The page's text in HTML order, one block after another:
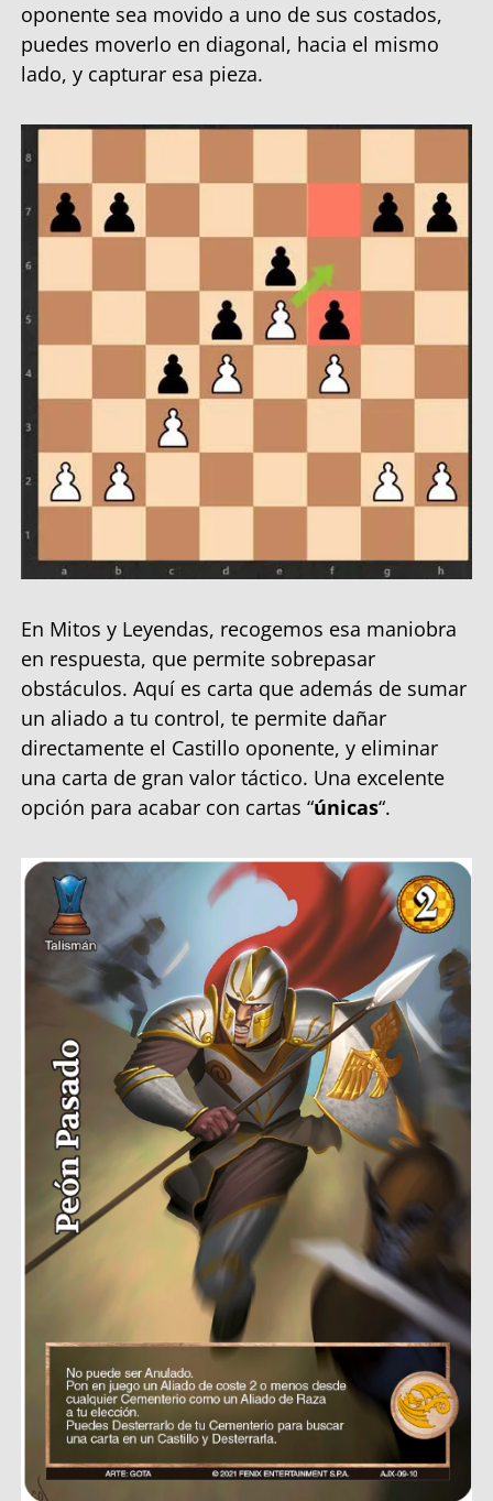
oponente sea movido a uno de sus costados,
puedes moverlo en diagonal, hacia el mismo
lado, y capturar esa pieza.
En Mitos y Leyendas, recogemos esa maniobra
en respuesta, que permite sobrepasar
obstáculos. Aquí es carta que además de sumar
un aliado a tu control, te permite dañar
directamente el Castillo oponente, y eliminar
una carta de gran valor táctico. Una excelente
opción para acabar con cartas “únicas“.